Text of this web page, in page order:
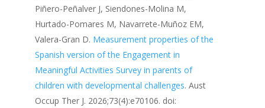
Piñero-Peñalver J, Siendones-Molina M,
Hurtado-Pomares M, Navarrete-Muñoz EM,
Valera-Gran D. Measurement properties of the
Spanish version of the Engagement in
Meaningful Activities Survey in parents of
children with developmental challenges. Aust
Occup Ther J. 2026;73(4):e70106. doi: